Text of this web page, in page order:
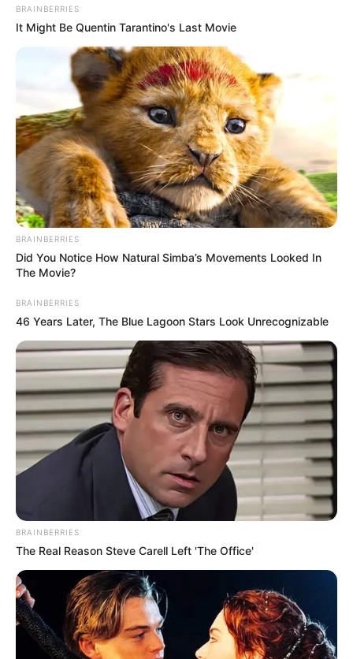
BRAINBERRIES
It Might Be Quentin Tarantino's Last Movie
BRAINBERRIES
Did You Notice How Natural Simba’s Movements Looked In
The Movie?
BRAINBERRIES
46 Years Later, The Blue Lagoon Stars Look Unrecognizable
BRAINBERRIES
The Real Reason Steve Carell Left 'The Office'